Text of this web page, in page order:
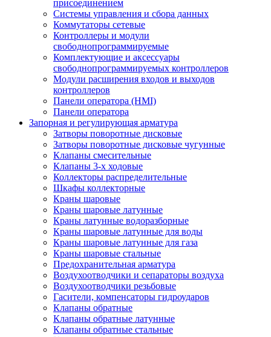
присоединением
Системы управления и сбора данных
Коммутаторы сетевые
Контроллеры и модули
свободнопрограммируемые
Комплектующие и аксессуары
свободнопрограммируемых контроллеров
Модули расширения входов и выходов
контроллеров
Панели оператора (HMI)
Панели оператора
Запорная и регулирующая арматура
Затворы поворотные дисковые
Затворы поворотные дисковые чугунные
Клапаны смесительные
Клапаны 3-х ходовые
Коллекторы распределительные
Шкафы коллекторные
Краны шаровые
Краны шаровые латунные
Краны латунные водоразборные
Краны шаровые латунные для воды
Краны шаровые латунные для газа
Краны шаровые стальные
Предохранительная арматура
Воздухоотводчики и сепараторы воздуха
Воздухоотводчики резьбовые
Гасители, компенсаторы гидроударов
Клапаны обратные
Клапаны обратные латунные
Клапаны обратные стальные